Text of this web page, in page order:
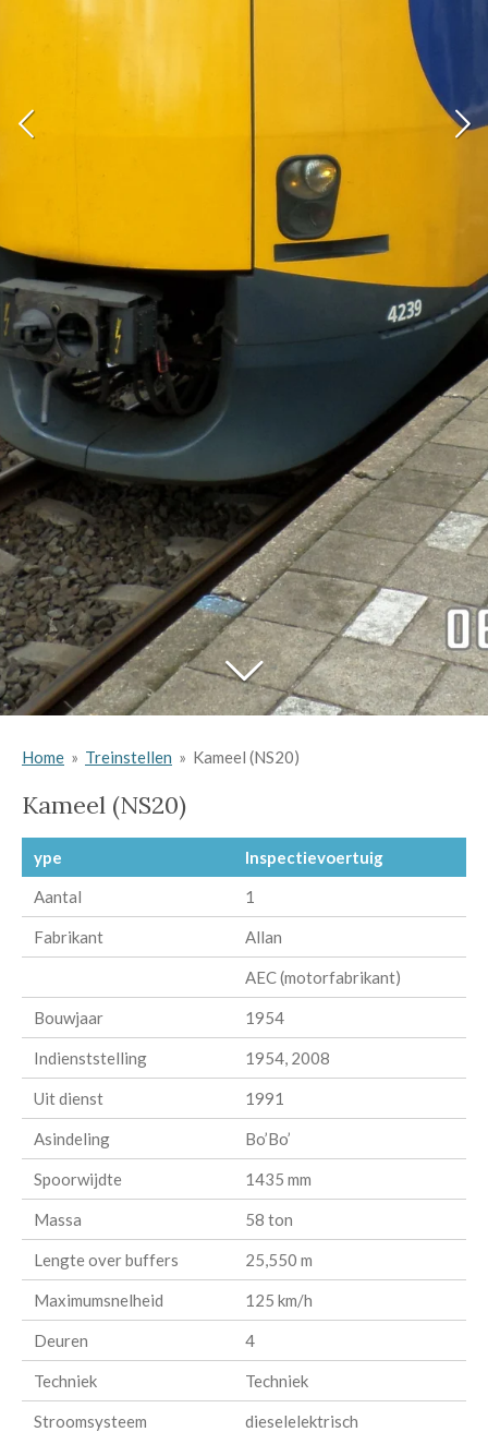
Home » Treinstellen » Kameel (NS20)
Kameel (NS20)
ype
Inspectievoertuig
Aantal
1
Fabrikant Allan
AEC (motorfabrikant)
Bouwjaar 1954
Indienststelling 1954, 2008
Uit dienst 1991
Asindeling Bo’Bo’
Spoorwijdte 1435 mm
Massa 58 ton
Lengte over buffers 25,550 m
Maximumsnelheid 125 km/h
Deuren 4
Techniek Techniek
Stroomsysteem dieselelektrisch